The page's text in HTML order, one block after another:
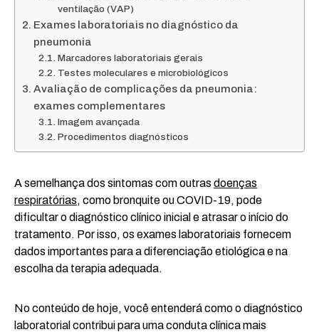
ventilação (VAP)
Exames laboratoriais no diagnóstico da
pneumonia
Marcadores laboratoriais gerais
Testes moleculares e microbiológicos
Avaliação de complicações da pneumonia:
exames complementares
Imagem avançada
Procedimentos diagnósticos
A semelhança dos sintomas com outras doenças
respiratórias, como bronquite ou COVID-19, pode
dificultar o diagnóstico clínico inicial e atrasar o início do
tratamento. Por isso, os exames laboratoriais fornecem
dados importantes para a diferenciação etiológica e na
escolha da terapia adequada.
No conteúdo de hoje, você entenderá como o diagnóstico
laboratorial contribui para uma conduta clínica mais